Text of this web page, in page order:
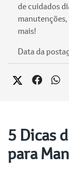
de cuidados
mais!
Data da
5 Dicas
para